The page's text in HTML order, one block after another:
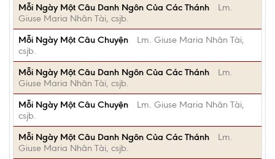
Mỗi Ngày Một Câu Danh Ngôn Của Các Thánh
Lm.
Giuse Maria Nhân Tài, csjb.
Mỗi Ngày Một Câu Chuyện
Lm. Giuse Maria Nhân Tài,
csjb.
Mỗi Ngày Một Câu Danh Ngôn Của Các Thánh
Lm.
Giuse Maria Nhân Tài, csjb.
Mỗi Ngày Một Câu Chuyện
Lm. Giuse Maria Nhân Tài,
csjb.
Mỗi Ngày Một Câu Danh Ngôn Của Các Thánh
Lm.
Giuse Maria Nhân Tài, csjb.